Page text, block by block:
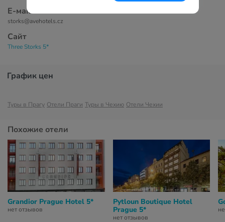
Е-маil
storks@avehotels.cz
Сайт
Three Storks 5*
График цен
Туры в Прагу Отели Праги Туры в Чехию Отели Чехии
Похожие отели
Grandior Prague Hotel 5*
нет отзывов
Pytloun Boutique Hotel
Prague 5*
нет отзывов